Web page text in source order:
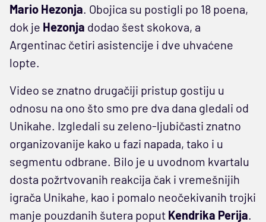
Mario Hezonja. Obojica su postigli po 18 poena,
dok je Hezonja dodao šest skokova, a
Argentinac četiri asistencije i dve uhvaćene
lopte.
Video se znatno drugačiji pristup gostiju u
odnosu na ono što smo pre dva dana gledali od
Unikahe. Izgledali su zeleno-ljubičasti znatno
organizovanije kako u fazi napada, tako i u
segmentu odbrane. Bilo je u uvodnom kvartalu
dosta požrtvovanih reakcija čak i vremešnijih
igrača Unikahe, kao i pomalo neočekivanih trojki
manje pouzdanih šutera poput Kendrika Perija.